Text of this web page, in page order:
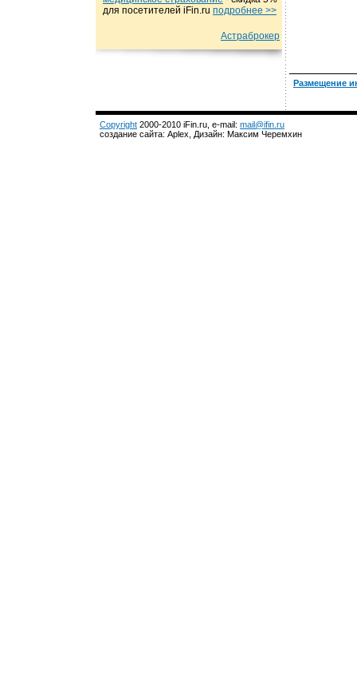
для посетителей iFin.ru подробнеe >>
Астраброкер
Размещение
Copyright 2000-2010 iFin.ru, e-mail: mail@ifin.ru
создание сайта: Aplex, Дизайн: Максим Черемхин